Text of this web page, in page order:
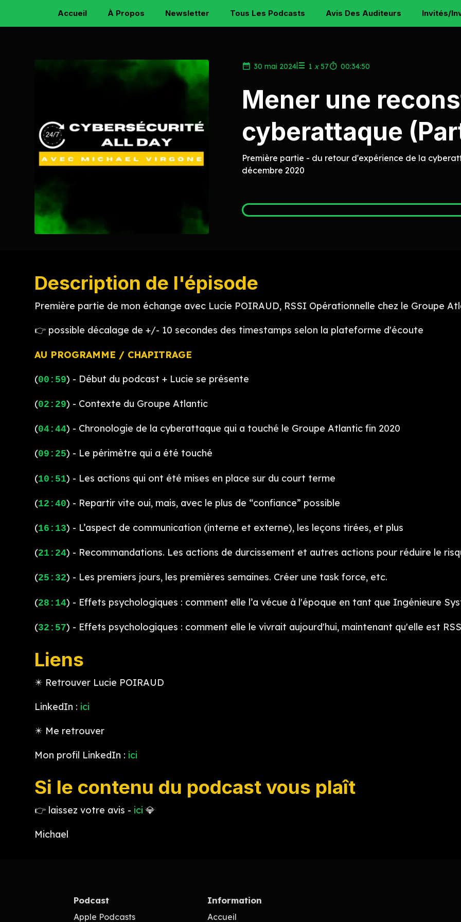
Accueil À Propos Newsletter Tous Les Podcasts Avis Des Auditeurs Invités/
30 mai 2024 1 x 57 00:34:50
Mener une
cyberattaque
Première partie - du retour d'expérience de la
décembre 2020
Description de l'épisode
Première partie de mon échange avec Lucie POIRAUD, RSSI Opérationnelle chez le Groupe
👉 possible décalage de +/- 10 secondes des timestamps selon la plateforme d'écoute
AU PROGRAMME / CHAPITRAGE
(00:59) - Début du podcast + Lucie se présente
(02:29) - Contexte du Groupe Atlantic
(04:44) - Chronologie de la cyberattaque qui a touché le Groupe Atlantic fin 2020
(09:25) - Le périmètre qui a été touché
(10:51) - Les actions qui ont été mises en place sur du court terme
(12:40) - Repartir vite oui, mais, avec le plus de “confiance” possible
(16:13) - L’aspect de communication (interne et externe), les leçons tirées, et plus
(21:24) - Recommandations. Les actions de durcissement et autres actions pour réduire le
(25:32) - Les premiers jours, les premières semaines. Créer une task force, etc.
(28:14) - Effets psychologiques : comment elle l’a vécue à l'époque en tant que Ingénieure
(32:57) - Effets psychologiques : comment elle le vivrait aujourd'hui, maintenant qu'elle est
Liens
✴️ Retrouver Lucie POIRAUD
LinkedIn : ici
✴️ Me retrouver
Mon profil LinkedIn : ici
Si le contenu du podcast vous plaît
👉 laissez votre avis - ici 💎
Michael
Podcast
Apple Podcasts
Information
Accueil